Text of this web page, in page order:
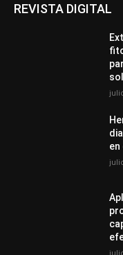
REVISTA DIGITAL